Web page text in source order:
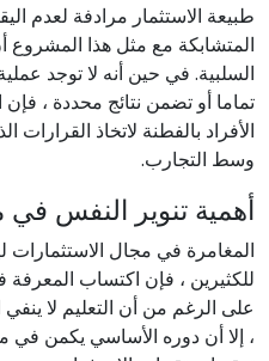
طبيعة الاستثمار مرادفة لعدم
المتشابكة مع مثل هذا المشروع
السلبية. في حين أنه لا توجد
تماما أو تضمن نتائج محددة ، فإن
الأفراد بالفطنة لاتخاذ
وسط التجارب.
أهمية تنوير النفس في
المغامرة في مجال الاستثمارات
للكثيرين ، فإن اكتساب
على الرغم من أن التعليم لا ينفي
، إلا أن دوره الأساسي يكمن في